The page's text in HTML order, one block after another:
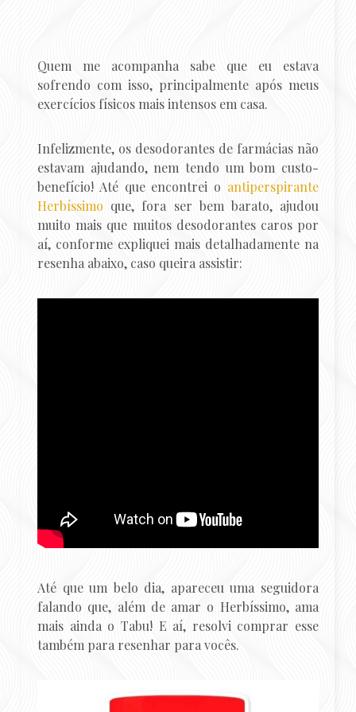
Quem me acompanha sabe que eu estava
sofrendo com isso, principalmente após meus
exercícios físicos mais intensos em casa.
Infelizmente, os desodorantes de farmácias não
estavam ajudando, nem tendo um bom custo-
benefício! Até que encontrei o antiperspirante
Herbíssimo que, fora ser bem barato, ajudou
muito mais que muitos desodorantes caros por
aí, conforme expliquei mais detalhadamente na
resenha abaixo, caso queira assistir:
Até que um belo dia, apareceu uma seguidora
falando que, além de amar o Herbíssimo, ama
mais ainda o Tabu! E aí, resolvi comprar esse
também para resenhar para vocês.